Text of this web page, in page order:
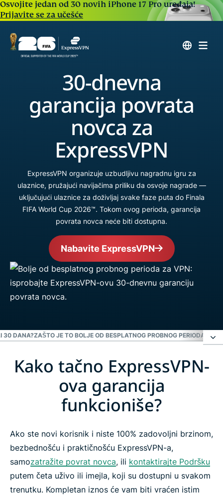
Osvojite jedan od 30 novih iPhone 17 Pro uređaja!
Prijavite se za učešće
30-dnevna
garancija povrata
novca za
ExpressVPN
ExpressVPN organizuje uzbudljivu nagradnu igru za
ulaznice, pružajući navijačima priliku da osvoje nagrade —
uključujući ulaznice za doživljaj svake faze puta do Finala
FIFA World Cup 2026™. Tokom ovog perioda, garancija
povrata novca neće biti dostupna.
Nabavite ExpressVPN
30 DANA?ZAŠTO JE TO BOLJE OD BESPLATNOG PROBNOG PERIODA ZA
Kako tačno ExpressVPN-ova garancija
Je li to 1 mesec ili 30 dana?
Zašto je to bolje od besplatnog probnog perioda
za VPN?
Često postavljana pitanja
Kako tačno ExpressVPN-
ova garancija
funkcioniše?
Ako ste novi korisnik i niste 100% zadovoljni brzinom,
bezbednošću i praktičnošću ExpressVPN-a,
samozatražite povrat novca, ili kontaktirajte Podršku
putem četa uživo ili imejla, koji su dostupni u svakom
trenutku. Kompletan iznos će vam biti vraćen istim